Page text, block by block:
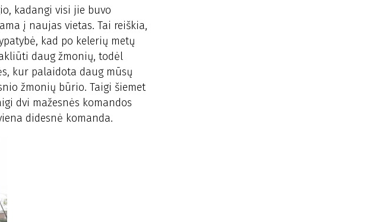
kadangi visi jie buvo
į naujas vietas. Tai reiškia,
kad po kelerių metų
daug žmonių, todėl
kur palaidota daug mūsų
žmonių būrio. Taigi šiemet
dvi mažesnės komandos
didesnė komanda.